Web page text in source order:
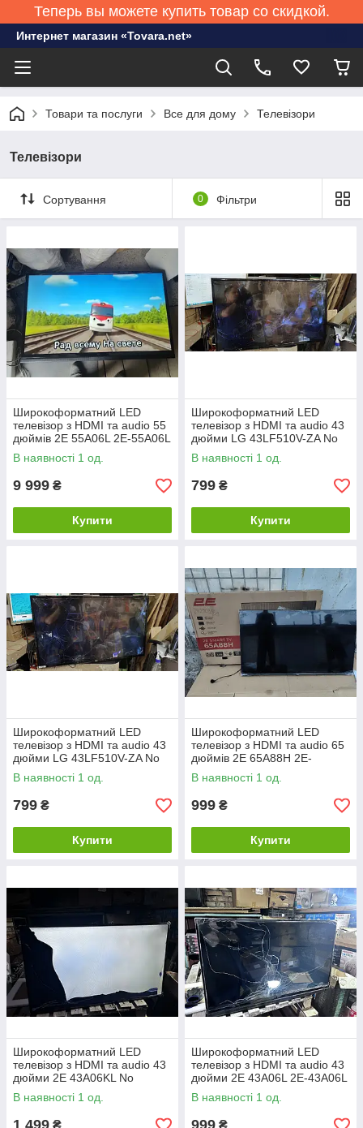
Теперь вы можете купить товар со скидкой.
Интернет магазин «Tovara.net»
Товари та послуги Все для дому Телевізори
Телевізори
Сортування 0 Фільтри
Широкоформатний LED
телевізор з HDMI та audio 55
дюймів 2E 55A06L 2E-55A06L
No 24050912/2
В наявності 1 од.
9 999 ₴
Купити
Широкоформатний LED
телевізор з HDMI та audio 43
дюйми LG 43LF510V-ZA No
24250716
В наявності 1 од.
799 ₴
Купити
Широкоформатний LED
телевізор з HDMI та audio 43
дюйми LG 43LF510V-ZA No
24250717
В наявності 1 од.
799 ₴
Купити
Широкоформатний LED
телевізор з HDMI та audio 65
дюймів 2E 65A88H 2E-
65A88H No 242909109
В наявності 1 од.
999 ₴
Купити
Широкоформатний LED
телевізор з HDMI та audio 43
дюйми 2E 43A06KL No
25210276
В наявності 1 од.
1 499 ₴
Широкоформатний LED
телевізор з HDMI та audio 43
дюйми 2E 43A06L 2E-43A06L
No 25210281
В наявності 1 од.
999 ₴